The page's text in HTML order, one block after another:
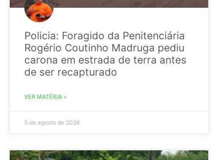
Policia: Foragido da Penitenciária
Rogério Coutinho Madruga pediu
carona em estrada de terra antes
de ser recapturado
VER MATÉRIA »
5 de agosto de 2026